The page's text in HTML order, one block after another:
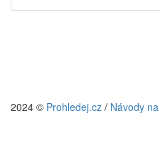
2024 © Prohledej.cz / Návody